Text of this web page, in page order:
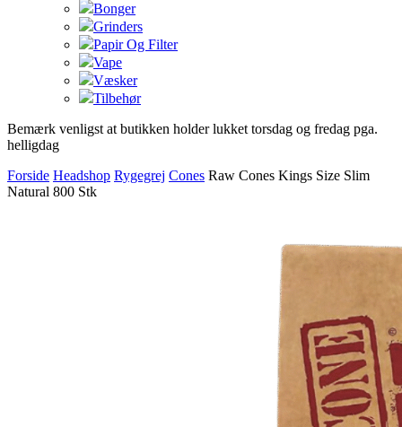
Bonger
Grinders
Papir Og Filter
Vape
Væsker
Tilbehør
Bemærk venligst at butikken holder lukket torsdag og fredag pga.
helligdag
Forside Headshop Rygegrej Cones Raw Cones Kings Size Slim
Natural 800 Stk